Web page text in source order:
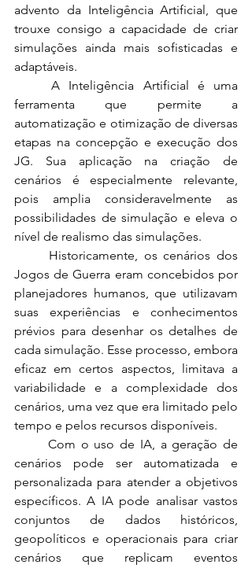
advento da Inteligência Artificial, que
trouxe consigo a capacidade de criar
simulações ainda mais sofisticadas e
adaptáveis.
	A Inteligência Artificial é uma
ferramenta que permite a
automatização e otimização de diversas
etapas na concepção e execução dos
JG. Sua aplicação na criação de
cenários é especialmente relevante,
pois amplia consideravelmente as
possibilidades de simulação e eleva o
nível de realismo das simulações.
Jogos de Guerra eram concebidos por
planejadores humanos, que utilizavam
suas experiências e conhecimentos
prévios para desenhar os detalhes de
cada simulação. Esse processo, embora
eficaz em certos aspectos, limitava a
variabilidade e a complexidade dos
cenários, uma vez que era limitado pelo
tempo e pelos recursos disponíveis.
cenários pode ser automatizada e
personalizada para atender a objetivos
específicos. A IA pode analisar vastos
conjuntos de dados históricos,
geopolíticos e operacionais para criar
cenários que replicam eventos